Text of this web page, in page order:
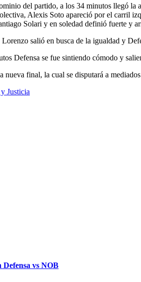
del partido, a los 34 minutos llegó la
Alexis Soto apareció por el carril
Solari y en soledad definió fuerte y
salió en busca de la igualdad y
Defensa se fue sintiendo cómodo y
final, la cual se disputará a
Justicia
Defensa vs NOB